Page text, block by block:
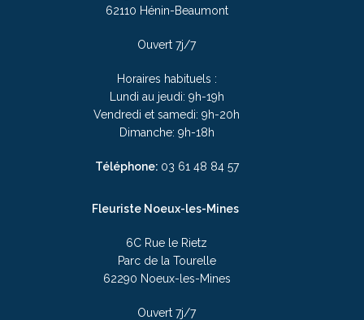
62110 Hénin-Beaumont
Ouvert 7j/7
Horaires habituels :
Lundi au jeudi: 9h-19h
Vendredi et samedi: 9h-20h
Dimanche: 9h-18h
Téléphone: 03 61 48 84 57
Fleuriste Noeux-les-Mines
6C Rue le Rietz
Parc de la Tourelle
62290 Noeux-les-Mines
Ouvert 7j/7